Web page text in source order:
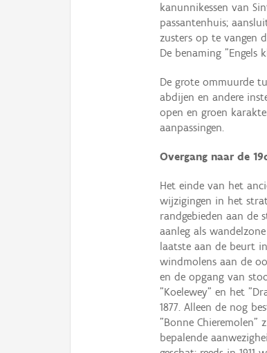
kanunnikessen van
passantenhuis;
zusters op te vangen
De benaming "Engels
De grote ommuurde
abdijen en andere
open en groen
aanpassingen.
Overgang naar de
Het einde van het
wijzigingen in het
randgebieden aan de
aanleg als
laatste aan de beurt
windmolens aan de
en de opgang van
"Koelewey" en het
1877. Alleen de nog
"Bonne Chieremolen"
bepalende